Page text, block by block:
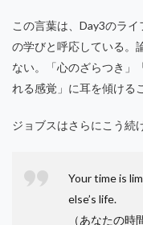
この言葉は、Day3のラ
の学びと呼応している。
ない。「心のざらつき」
れる感覚」に耳を傾ける
ジョブスはさらにこう続
Your time is
else’s life.
（あなたの